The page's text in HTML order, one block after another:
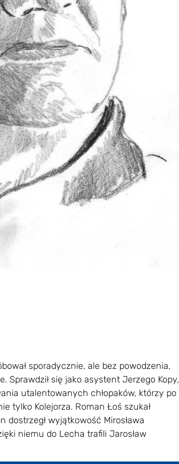
sporadycznie, ale bez powodzenia,
Sprawdził się jako asystent Jerzego Kopy,
utalentowanych chłopaków, którzy po
tylko Kolejorza. Roman Łoś szukał
dostrzegł wyjątkowość Mirosława
niemu do Lecha trafili Jarosław